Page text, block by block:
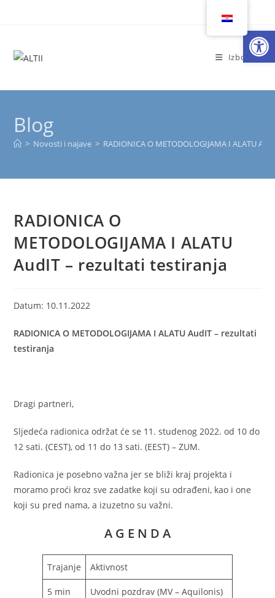
Izbornik
Blog
> Novosti i najave > RADIONICA O METODOLOGIJAMA I ALATU
RADIONICA O
METODOLOGIJAMA I ALATU
AudIT – rezultati testiranja
Datum: 10.11.2022
RADIONICA O METODOLOGIJAMA I ALATU AudIT – rezultati
testiranja
Dragi partneri,
Sljedeća radionica održat će se 11. studenog 2022. od 10 do
12 sati. (CEST), od 11 do 13 sati. (EEST) – ZUM.
Radionica je posebno važna jer se bliži kraj projekta i
moramo proći kroz sve zadatke koji su odrađeni, kao i one
koji su pred nama, a izuzetno su važni.
A G E N D A
Trajanje Aktivnost
5 min Uvodni pozdrav (MV – Aquilonis)